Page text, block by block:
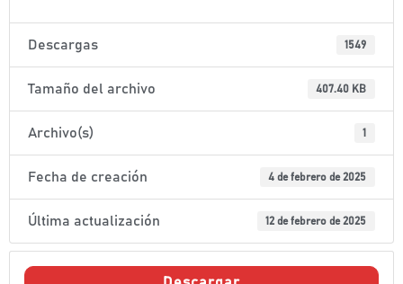
Descargas 1549
Tamaño del archivo 407.40 KB
Archivo(s) 1
Fecha de creación 4 de febrero de 2025
Última actualización 12 de febrero de 2025